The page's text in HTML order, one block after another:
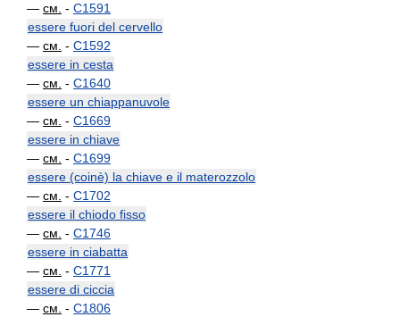
— см. - C1591
essere fuori del cervello
— см. - C1592
essere in cesta
— см. - C1640
essere un chiappanuvole
— см. - C1669
essere in chiave
— см. - C1699
essere (coinè) la chiave e il materozzolo
— см. - C1702
essere il chiodo fisso
— см. - C1746
essere in ciabatta
— см. - C1771
essere di ciccia
— см. - C1806